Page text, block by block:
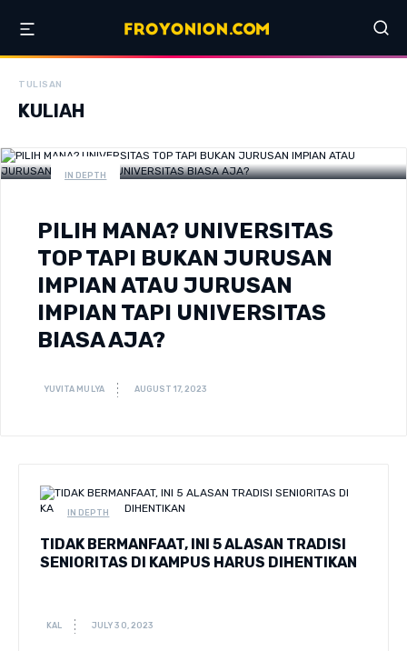
TULISAN
KULIAH
IN DEPTH
PILIH MANA? UNIVERSITAS
TOP TAPI BUKAN JURUSAN
IMPIAN ATAU JURUSAN
IMPIAN TAPI UNIVERSITAS
BIASA AJA?
YUVITA MULYA AUGUST 17, 2023
IN DEPTH
TIDAK BERMANFAAT, INI 5 ALASAN TRADISI
SENIORITAS DI KAMPUS HARUS DIHENTIKAN
KAL JULY 30, 2023